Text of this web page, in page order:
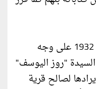
أما المرة الرابعة فكانت في عام 1932 على وجه
"روز اليوسف"
لصالح قرية